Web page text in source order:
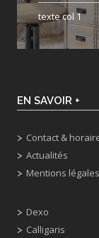
texte col 1
EN SAVOIR +
Contact &
Actualités
Mentions légales
Dexo
Calligaris